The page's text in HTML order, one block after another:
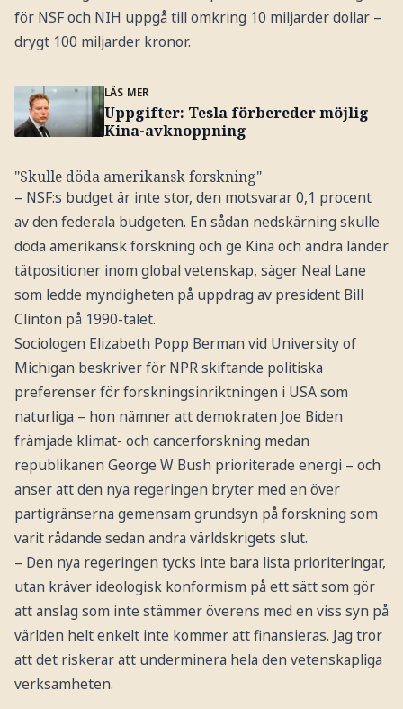
för NSF och NIH uppgå till omkring 10 miljarder dollar –
drygt 100 miljarder kronor.
LÄS MER
Uppgifter: Tesla förbereder möjlig
Kina-avknoppning
"Skulle döda amerikansk forskning"
– NSF:s budget är inte stor, den motsvarar 0,1 procent
av den federala budgeten. En sådan nedskärning skulle
döda amerikansk forskning och ge Kina och andra länder
tätpositioner inom global vetenskap, säger Neal Lane
som ledde myndigheten på uppdrag av president Bill
Clinton på 1990-talet.
Sociologen Elizabeth Popp Berman vid University of
Michigan beskriver för NPR skiftande politiska
preferenser för forskningsinriktningen i USA som
naturliga – hon nämner att demokraten Joe Biden
främjade klimat- och cancerforskning medan
republikanen George W Bush prioriterade energi – och
anser att den nya regeringen bryter med en över
partigränserna gemensam grundsyn på forskning som
varit rådande sedan andra världskrigets slut.
– Den nya regeringen tycks inte bara lista prioriteringar,
utan kräver ideologisk konformism på ett sätt som gör
att anslag som inte stämmer överens med en viss syn på
världen helt enkelt inte kommer att finansieras. Jag tror
att det riskerar att underminera hela den vetenskapliga
verksamheten.